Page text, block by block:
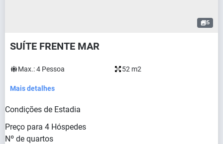
5
SUÍTE FRENTE MAR
Max.:4 Pessoa 52 m2
Mais detalhes
Condições de Estadia
Preço para 4 Hóspedes
Nº de quartos